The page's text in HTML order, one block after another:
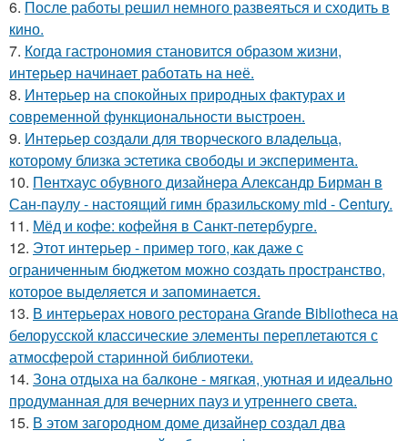
6. После работы решил немного развеяться и сходить в
кино.
7. Когда гастрономия становится образом жизни,
интерьер начинает работать на неё.
8. Интерьер на спокойных природных фактурах и
современной функциональности выстроен.
9. Интерьер создали для творческого владельца,
которому близка эстетика свободы и эксперимента.
10. Пентхаус обувного дизайнера Александр Бирман в
Сан-паулу - настоящий гимн бразильскому mid - Century.
11. Мёд и кофе: кофейня в Санкт-петербурге.
12. Этот интерьер - пример того, как даже с
ограниченным бюджетом можно создать пространство,
которое выделяется и запоминается.
13. В интерьерах нового ресторана Grande Bibliotheca на
белорусской классические элементы переплетаются с
атмосферой старинной библиотеки.
14. Зона отдыха на балконе - мягкая, уютная и идеально
продуманная для вечерних пауз и утреннего света.
15. В этом загородном доме дизайнер создал два